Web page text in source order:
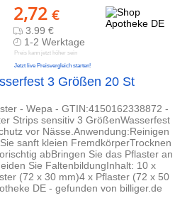
2,72 €
3.99 €
1-2 Werktage
Preis kann jetzt höher sein
Jetzt live Preisvergleich starten!
3 Größen 20 St
- Wepa - GTIN:4150162338872 -
Strips sensitiv 3 GrößenWasserfest
vor Nässe.Anwendung:Reinigen
sanft kleien FremdkörperTrocknen
abBringen Sie das Pflaster an
Sie FaltenbildungInhalt: 10 x
(72 x 30 mm)4 x Pflaster (72 x 50
DE - gefunden von billiger.de